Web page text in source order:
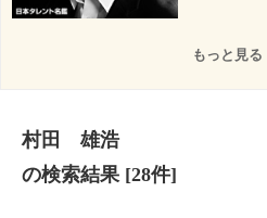
もっと見る
村田 雄浩
の検索結果[28件]